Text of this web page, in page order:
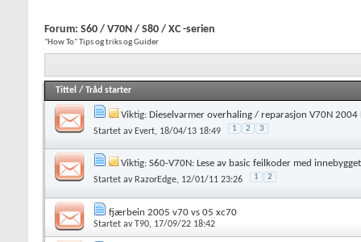
Forum: S60 / V70N / S80 / XC -serien
"How To" Tips og triks og Guider
Tittel / Tråd starter
Viktig: Dieselvarmer overhaling / reparasjon V70N 2004
Startet av Evert, 18/04/13 18:49 1 2 3
Viktig: S60-V70N: Lese av basic feilkoder med
Startet av RazorEdge, 12/01/11 23:26 1 2
fjærbein 2005 v70 vs 05 xc70
Startet avT90, 17/09/22 18:42